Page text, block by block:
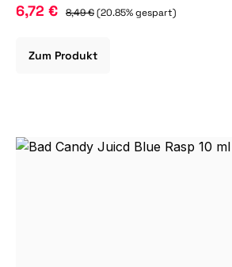
6,72 € 8,49 €(20.85% gespart)
Zum Produkt